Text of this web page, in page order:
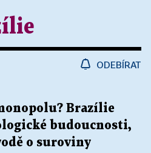
ODEBÍRAT
Brazílie
budoucnosti,
o suroviny